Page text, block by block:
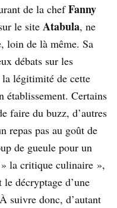
de la chefFanny
le site Atabula, ne
loin de là même. Sa
débats sur les
légitimité de cette
établissement. Certains
faire du buzz, d’autres
repas pas au goût de
de gueule pour un
la critique culinaire »,
décryptage d’une
suivre donc, d’autant